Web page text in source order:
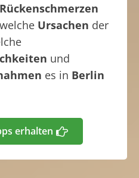
Ursachen der
und
es in Berlin
erhalten